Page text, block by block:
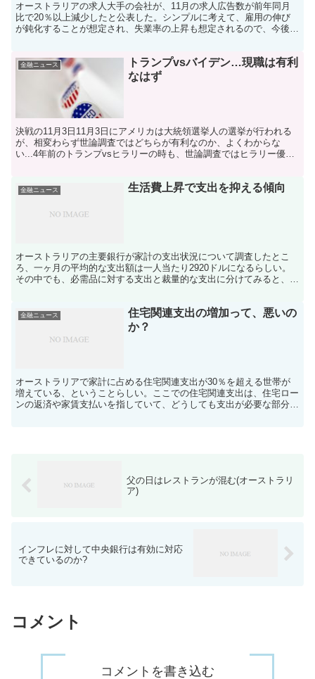
オーストラリアの求人大手の会社が、11月の求人広告数が前年同月
比で20％以上減少したと公表した。シンプルに考えて、雇用の伸び
が鈍化することが想定され、失業率の上昇も想定されるので、今後の
金融ニュース
トランプvsバイデン…現職は有利
なはず
決戦の11月3日11月3日にアメリカは大統領選挙人の選挙が行われる
が、相変わらず世論調査ではどちらが有利なのか、よくわからな
い...4年前のトランプvsヒラリーの時も、世論調査ではヒラリー優勢
金融ニュース 生活費上昇で支出を抑える傾向
オーストラリアの主要銀行が家計の支出状況について調査したとこ
ろ、一ヶ月の平均的な支出額は一人当たり2920ドルになるらしい。
その中でも、必需品に対する支出と裁量的な支出に分けてみると、生
金融ニュース
住宅関連支出の増加って、悪いの
か？
オーストラリアで家計に占める住宅関連支出が30％を超える世帯が
増えている、ということらしい。ここでの住宅関連支出は、住宅ロー
ンの返済や家賃支払いを指していて、どうしても支出が必要な部分の
父の日はレストランが混む(オーストラリ
ア)
インフレに対して中央銀行は有効に対応
できているのか?
コメント
コメントを書き込む